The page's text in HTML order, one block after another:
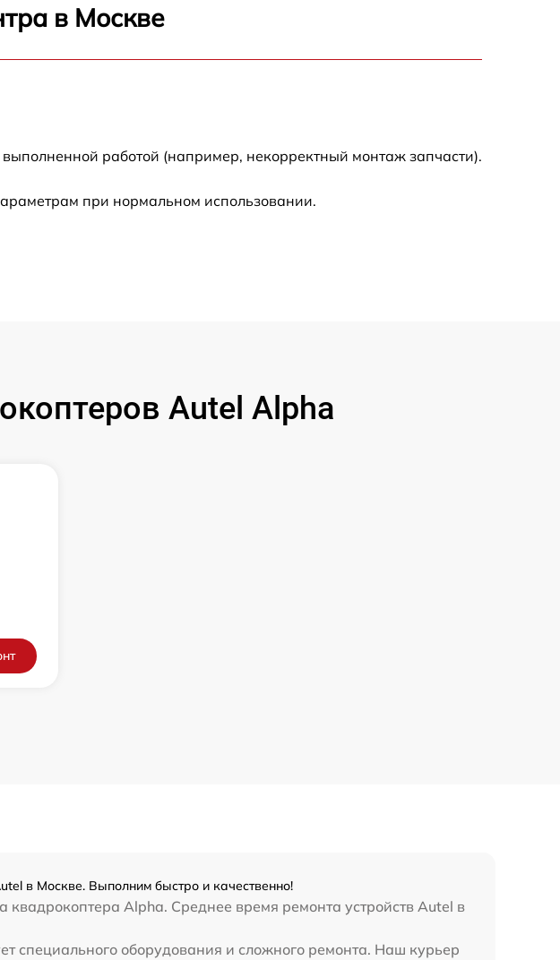
в Москве
работой (например, некорректный монтаж запчасти).
при нормальном использовании.
Autel Alpha
в Москве. Выполним быстро и качественно!
квадрокоптера Alpha. Среднее время ремонта устройств Autel в
специального оборудования и сложного ремонта. Наш курьер